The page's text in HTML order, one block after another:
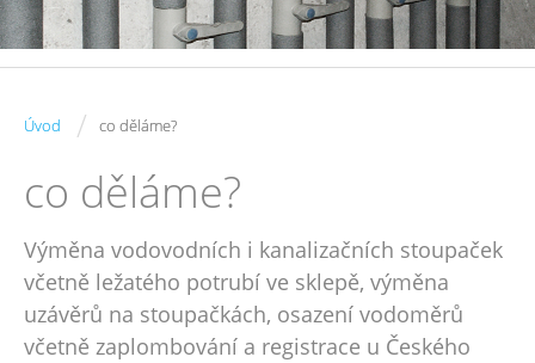
Úvod / co děláme?
co děláme?
Výměna vodovodních i kanalizačních stoupaček
včetně ležatého potrubí ve sklepě, výměna
uzávěrů na stoupačkách, osazení vodoměrů
včetně zaplombování a registrace u Českého